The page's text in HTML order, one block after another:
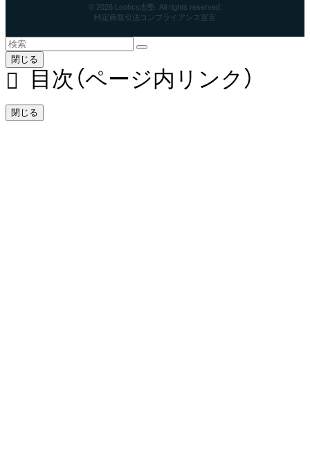
© 2026 Loohcs志塾. All rights reserved.
特定商取引法 コンプライアンス宣言
閉じる
目次（ページ内リンク）
閉じる